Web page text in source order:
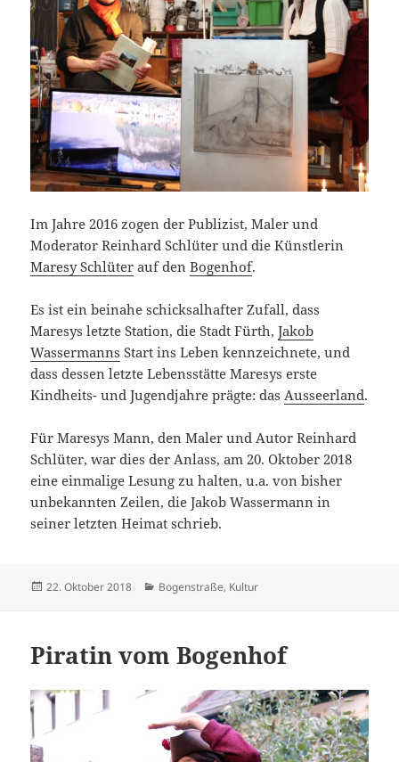
Im Jahre 2016 zogen der Publizist, Maler und
Moderator Reinhard Schlüter und die Künstlerin
Maresy Schlüter auf denBogenhof.
Es ist ein beinahe schicksalhafter Zufall, dass
Maresys letzte Station, die Stadt Fürth,Jakob
Wassermanns Start ins Leben kennzeichnete, und
dass dessen letzte Lebensstätte Maresys erste
Kindheits- und Jugendjahre prägte: das Ausseerland.
Für Maresys Mann, den Maler und Autor Reinhard
Schlüter, war dies der Anlass, am 20. Oktober 2018
eine einmalige Lesung zu halten, u.a. von bisher
unbekannten Zeilen, die Jakob Wassermann in
seiner letzten Heimat schrieb.
Veröffentlicht
22. Oktober 2018 Kategorien
Bogenstraße, Kultur
Piratin vom Bogenhof